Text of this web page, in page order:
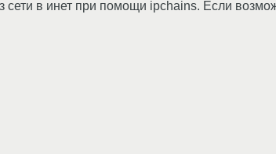
в инет при помощи ipchains. Если